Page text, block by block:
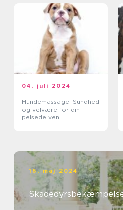
04. juli 2024
Hundemassage: Sundhed
og velvære for din
pelsede ven
16. maj 2024